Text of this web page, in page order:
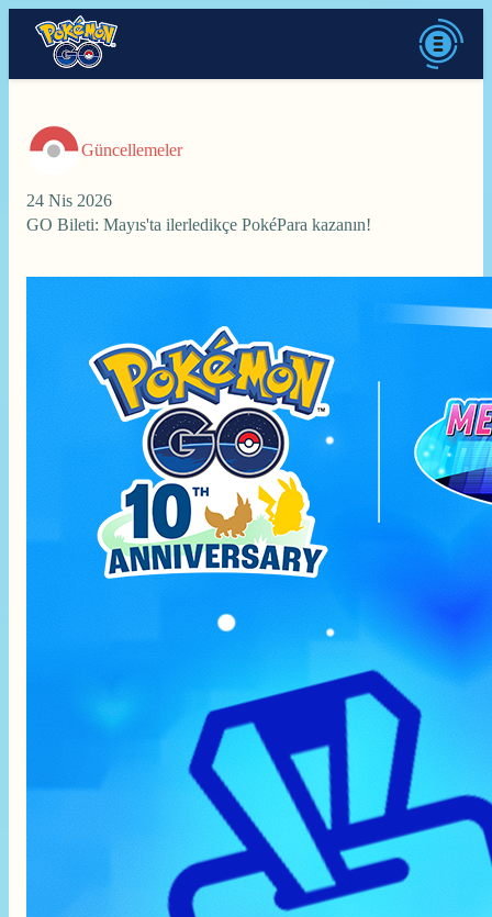
Güncellemeler
24 Nis 2026
GO Bileti: Mayıs'ta ilerledikçe PokéPara kazanın!